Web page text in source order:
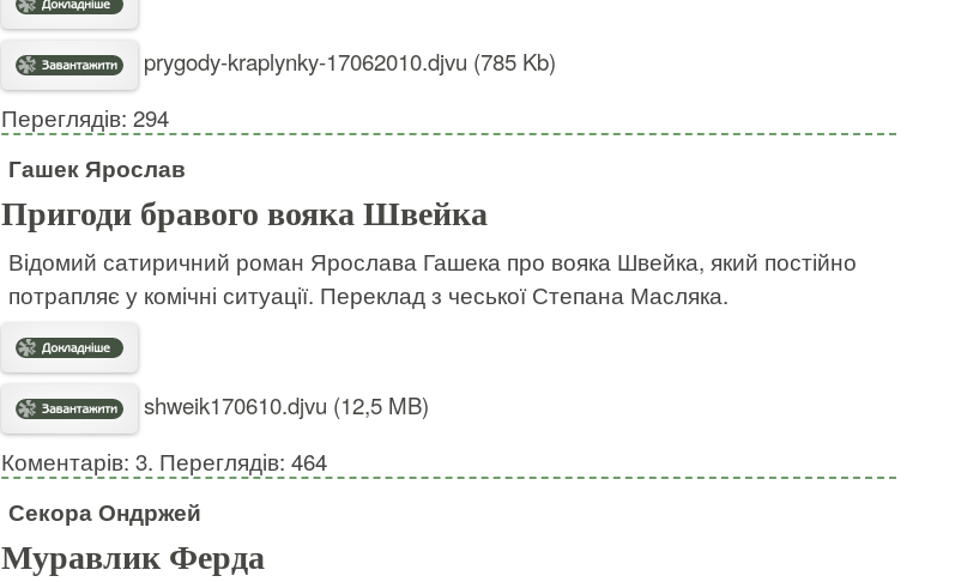
prygody-kraplynky-17062010.djvu (785 Kb)
Переглядів: 294
Гашек Ярослав
Пригоди бравого вояка Швейка
Відомий сатиричний роман Ярослава Гашека про вояка Швейка, який постійно
потрапляє у комічні ситуації. Переклад з чеської Степана Масляка.
shweik170610.djvu (12,5 MB)
Коментарів: 3. Переглядів: 464
Секора Ондржей
Муравлик Ферда